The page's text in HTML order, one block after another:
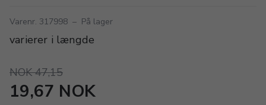
Varenr. 317998 – På lager
varierer i længde
NOK 47,15
19,67 NOK